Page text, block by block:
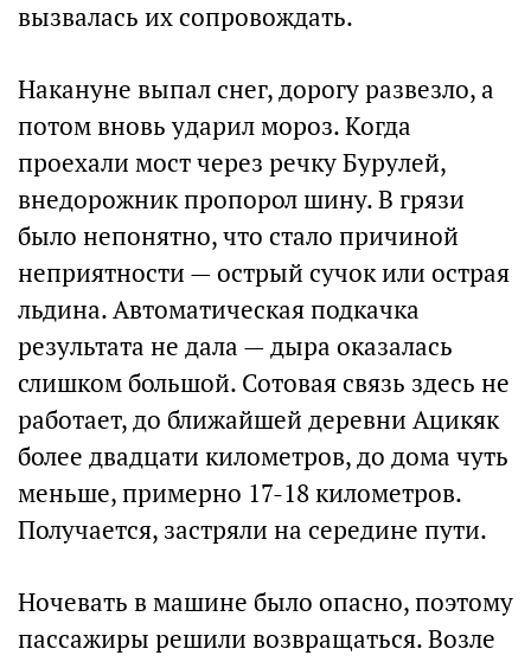
вызвалась их сопровождать.
Накануне выпал снег, дорогу развезло, а
потом вновь ударил мороз. Когда
проехали мост через речку Бурулей,
внедорожник пропорол шину. В грязи
было непонятно, что стало причиной
неприятности — острый сучок или острая
льдина. Автоматическая подкачка
результата не дала — дыра оказалась
слишком большой. Сотовая связь здесь не
работает, до ближайшей деревни Ацикяк
более двадцати километров, до дома чуть
меньше, примерно 17-18 километров.
Получается, застряли на середине пути.
Ночевать в машине было опасно, поэтому
пассажиры решили возвращаться. Возле